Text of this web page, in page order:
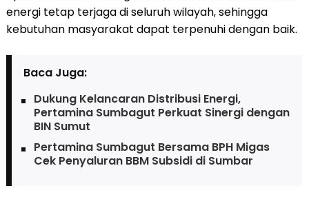
energi tetap terjaga di seluruh wilayah, sehingga
kebutuhan masyarakat dapat terpenuhi dengan baik.
Baca Juga:
Dukung Kelancaran Distribusi Energi,
Pertamina Sumbagut Perkuat Sinergi dengan
BIN Sumut
Pertamina Sumbagut Bersama BPH Migas
Cek Penyaluran BBM Subsidi di Sumbar